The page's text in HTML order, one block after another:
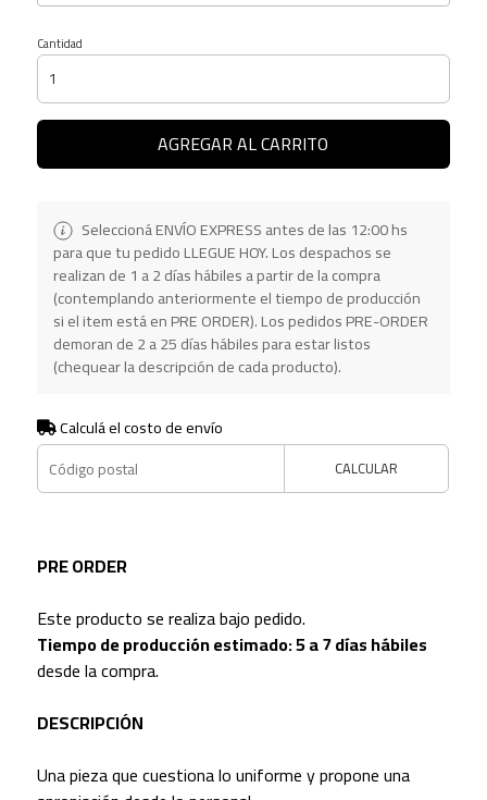
Cantidad
AGREGAR AL CARRITO
Seleccioná ENVÍO EXPRESS antes de las 12:00 hs
para que tu pedido LLEGUE HOY. Los despachos se
realizan de 1 a 2 días hábiles a partir de la compra
(contemplando anteriormente el tiempo de producción
si el item está en PRE ORDER). Los pedidos PRE-ORDER
demoran de 2 a 25 días hábiles para estar listos
(chequear la descripción de cada producto).
Calculá el costo de envío
CALCULAR
PRE ORDER
Este producto se realiza bajo pedido.
Tiempo de producción estimado: 5 a 7 días hábiles
desde la compra.
DESCRIPCIÓN
Una pieza que cuestiona lo uniforme y propone una